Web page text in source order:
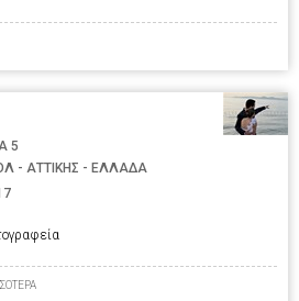
5
- ΑΤΤΙΚΗΣ - ΕΛΛΑΔΑ